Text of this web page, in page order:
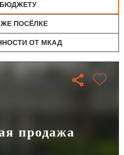
ПОСЁЛКЕ
ОТ МКАД
продажа